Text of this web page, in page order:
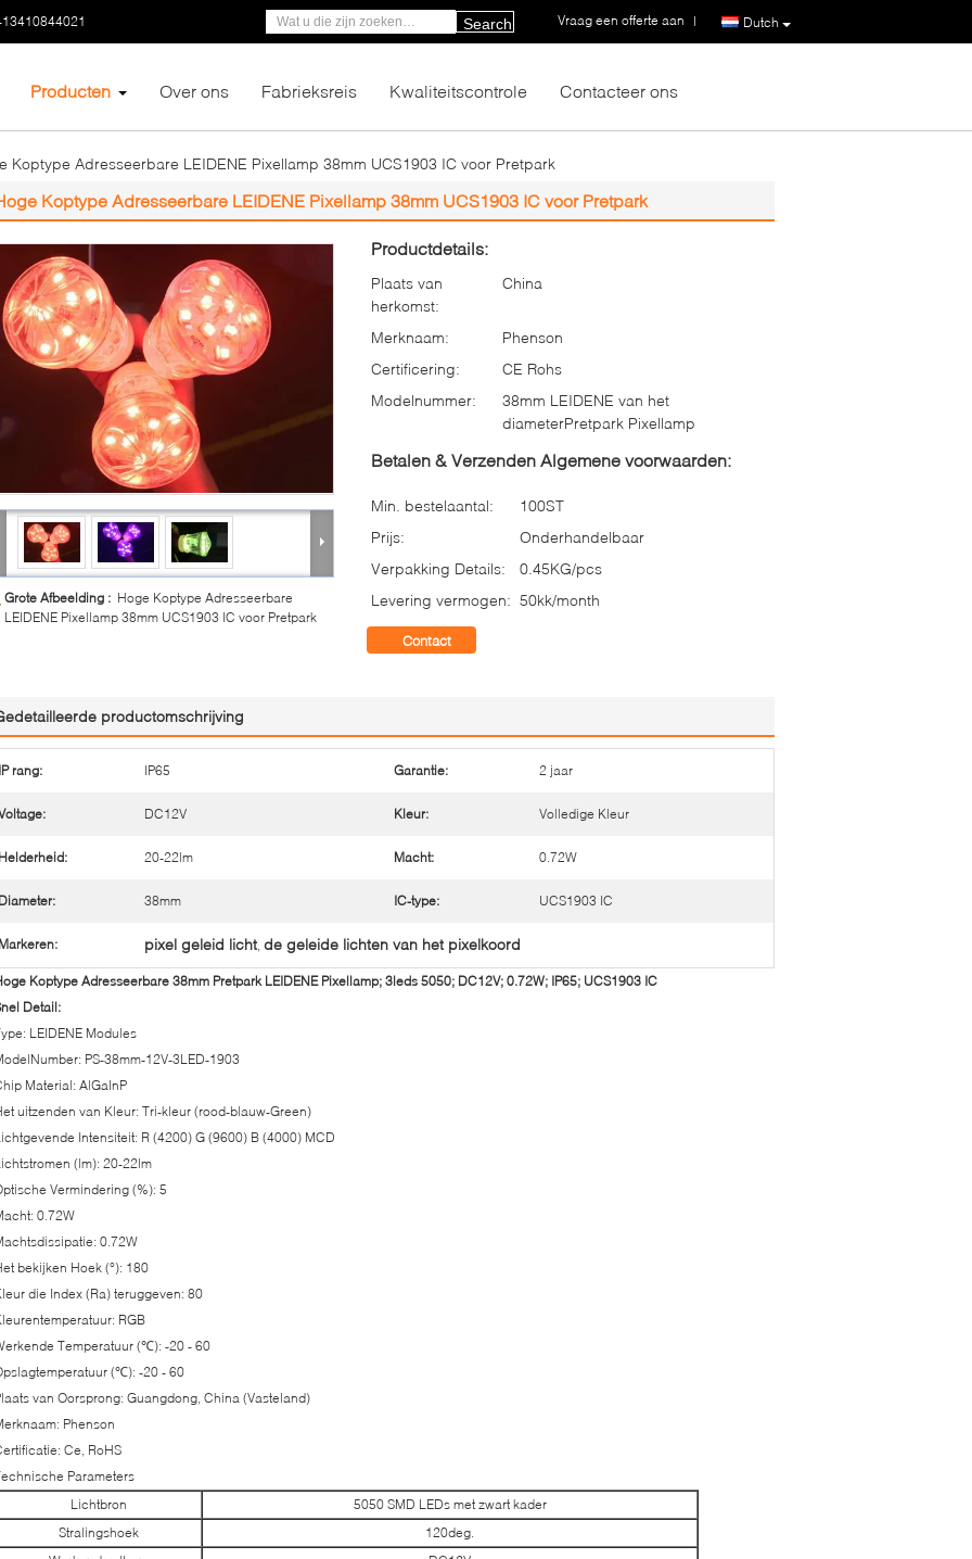
Dutch
Vraag een offerte aan |
Search
Producten Over ons Fabrieksreis Kwaliteitscontrole Contacteer ons
Koptype Adresseerbare LEIDENE Pixellamp 38mm UCS1903 IC voor Pretpark
Koptype Adresseerbare LEIDENE Pixellamp 38mm UCS1903 IC voor Pretpark
Grote Afbeelding : Hoge Koptype Adresseerbare
LEIDENE Pixellamp 38mm UCS1903 IC voor Pretpark
Productdetails:
Plaats van
herkomst:
China
Merknaam:
Phenson
Certificering:
CE Rohs
Modelnummer:
38mm LEIDENE van het
diameterPretpark Pixellamp
Betalen & Verzenden Algemene voorwaarden:
Min. bestelaantal:
100ST
Prijs:
Onderhandelbaar
Verpakking Details:
0.45KG/pcs
Levering vermogen: 50kk/month
Contact
productomschrijving
rang: IP65 Garantie: 2 jaar
DC12V Kleur: Volledige Kleur
20-22lm Macht: 0.72W
38mm IC-type: UCS1903 IC
pixel geleid licht, de geleide lichten van het pixelkoord
Koptype Adresseerbare 38mm Pretpark LEIDENE Pixellamp; 3leds 5050; DC12V; 0.72W; IP65; UCS1903 IC
Detail:
LEIDENE Modules
PS-38mm-12V-3LED-1903
Material: AlGaInP
uitzenden van Kleur: Tri-kleur (rood-blauw-Green)
Intensiteit: R (4200) G (9600) B (4000) MCD
(lm): 20-22lm
Vermindering (%): 5
0.72W
0.72W
bekijken Hoek (°): 180
die Index (Ra) teruggeven: 80
RGB
Temperatuur (℃): -20 - 60
(℃): -20 - 60
van Oorsprong: Guangdong, China (Vasteland)
Phenson
Ce, RoHS
Parameters
Lichtbron
5050 SMD LEDs met zwart kader
Stralingshoek
120deg.